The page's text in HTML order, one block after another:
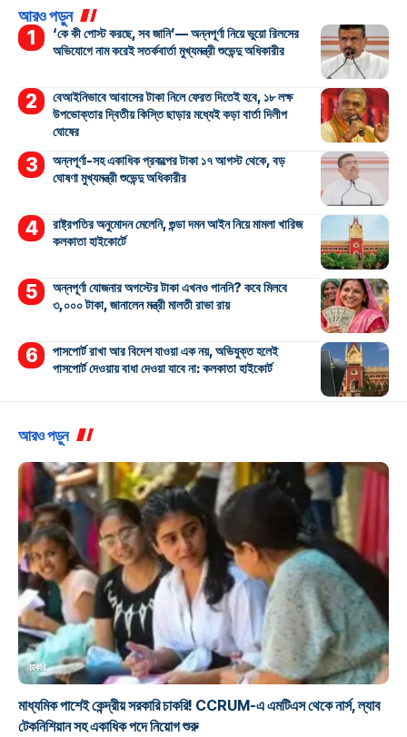
আরও পড়ুন
‘কে কী পোস্ট করছে, সব জানি’— অন্নপূর্ণা নিয়ে ভুয়ো রিলসের
অভিযোগে নাম করেই সতর্কবার্তা মুখ্যমন্ত্রী শুভেন্দু অধিকারীর
বেআইনিভাবে আবাসের টাকা নিলে ফেরত দিতেই হবে, ১৮ লক্ষ
উপভোক্তার দ্বিতীয় কিস্তি ছাড়ার মধ্যেই কড়া বার্তা দিলীপ
ঘোষের
অন্নপূর্ণা-সহ একাধিক প্রকল্পের টাকা ১৭ আগস্ট থেকে, বড়
ঘোষণা মুখ্যমন্ত্রী শুভেন্দু অধিকারীর
রাষ্ট্রপতির অনুমোদন মেলেনি, গুন্ডা দমন আইন নিয়ে মামলা খারিজ
কলকাতা হাইকোর্টে
অন্নপূর্ণা যোজনার অগস্টের টাকা এখনও পাননি? কবে মিলবে
৩,০০০ টাকা, জানালেন মন্ত্রী মালতী রাভা রায়
পাসপোর্ট রাখা আর বিদেশ যাওয়া এক নয়, অভিযুক্ত হলেই
পাসপোর্ট দেওয়ায় বাধা দেওয়া যাবে না: কলকাতা হাইকোর্ট
আরও পড়ুন
চাকরি
মাধ্যমিক পাশেই কেন্দ্রীয় সরকারি চাকরি! CCRUM-এ এমটিএস থেকে নার্স, ল্যাব
টেকনিশিয়ান সহ একাধিক পদে নিয়োগ শুরু